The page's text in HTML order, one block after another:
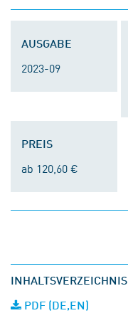
AUSGABE
2023-09
PREIS
ab 120,60 €
INHALTSVERZEICHNIS
PDF (DE,EN)